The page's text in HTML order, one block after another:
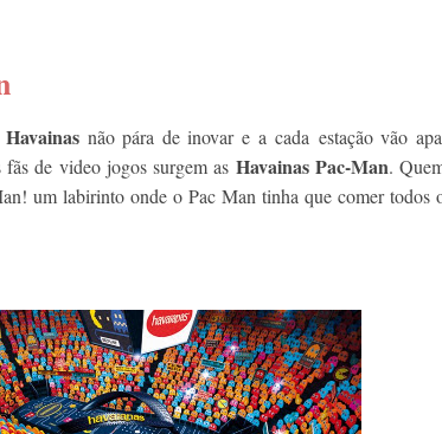
Havainas não pára de inovar e a cada estação vão
de video jogos surgem as Havainas Pac-Man.
um labirinto onde o Pac Man tinha que comer todos